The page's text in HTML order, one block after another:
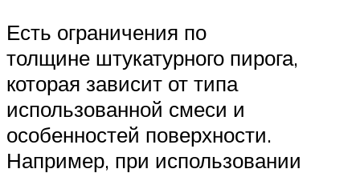
Есть ограничения по
толщине штукатурного пирога,
которая зависит от типа
использованной смеси и
особенностей поверхности.
Например, при использовании